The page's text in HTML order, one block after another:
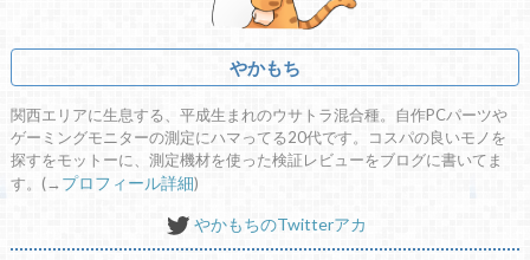
やかもち
関西エリアに生息する、平成生まれのウサトラ混合種。自作PCパーツや
ゲーミングモニターの測定にハマってる20代です。コスパの良いモノを
探すをモットーに、測定機材を使った検証レビューをブログに書いてま
す。(→プロフィール詳細)
やかもちのTwitterアカ